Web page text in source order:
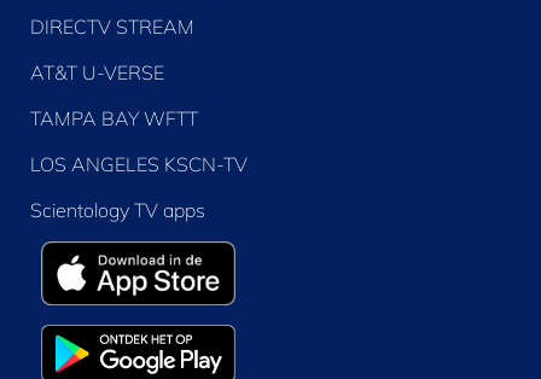
DIRECTV STREAM
AT&T U-VERSE
TAMPA BAY WFTT
LOS ANGELES KSCN-TV
Scientology TV apps